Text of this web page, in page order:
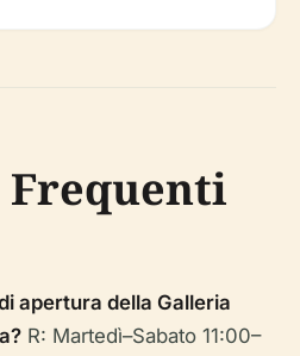
Frequenti
apertura della Galleria
R: Martedì–Sabato 11:00–